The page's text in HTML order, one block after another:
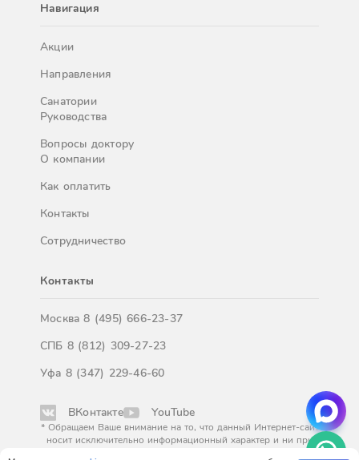
Навигация
Акции
Направления
Санатории
Руководства
Вопросы доктору
О компании
Как оплатить
Контакты
Сотрудничество
Контакты
Москва8 (495) 666-23-37
СПБ 8 (812) 309-27-23
Уфа 8 (347) 229-46-60
ВКонтакте YouTube
* Обращаем Ваше внимание на то, что данный Интернет-сайт
носит исключительно информационный характер и ни при